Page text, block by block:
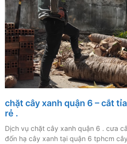
chặt cây xanh quận 6 – cắt
rẻ .
Dịch vụ chặt cây xanh quận 6 . cưa
đốn hạ cây xanh tại quận 6 tphcm